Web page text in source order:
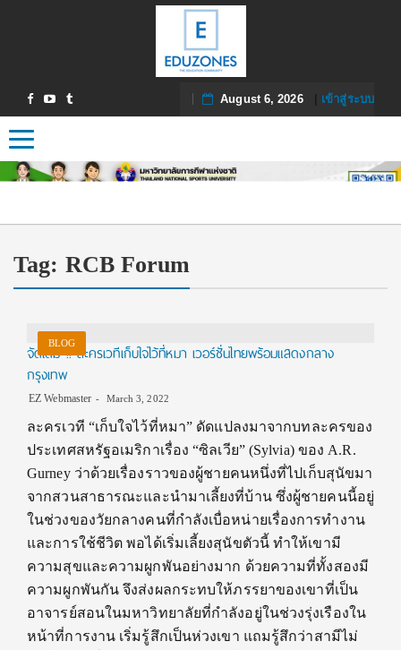
August 6, 2026| เข้าสู่ระบบ
Toggle navigation
Tag: RCB Forum
BLOG
จัดเต็ม !! ละครเวทีเก็บใจไว้ที่หมา เวอร์ชั่นไทยพร้อมแสดงกลาง
กรุงเทพ
EZ Webmaster March 3, 2022
ละครเวที “เก็บใจไว้ที่หมา” ดัดแปลงมาจากบทละครของ
ประเทศสหรัฐอเมริกาเรื่อง “ซิลเวีย” (Sylvia) ของ A.R.
Gurney ว่าด้วยเรื่องราวของผู้ชายคนหนึ่งที่ไปเก็บสุนัขมา
จากสวนสาธารณะและนำมาเลี้ยงที่บ้าน ซึ่งผู้ชายคนนี้อยู่
ในช่วงของวัยกลางคนที่กำลังเบื่อหน่ายเรื่องการทำงาน
และการใช้ชีวิต พอได้เริ่มเลี้ยงสุนัขตัวนี้ ทำให้เขามี
ความสุขและความผูกพันอย่างมาก ด้วยความที่ทั้งสองมี
ความผูกพันกัน จึงส่งผลกระทบให้ภรรยาของเขาที่เป็น
อาจารย์สอนในมหาวิทยาลัยที่กำลังอยู่ในช่วงรุ่งเรืองใน
หน้าที่การงาน เริ่มรู้สึกเป็นห่วงเขา แถมรู้สึกว่าสามีไม่